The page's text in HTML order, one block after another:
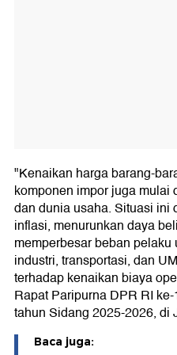
"Kenaikan harga barang-
komponen impor juga
dan dunia usaha. Situasi ini
inflasi, menurunkan daya
memperbesar beban
industri, transportasi, dan
terhadap kenaikan biaya
Rapat Paripurna DPR RI
tahun Sidang 2025-2026, di
Baca juga: